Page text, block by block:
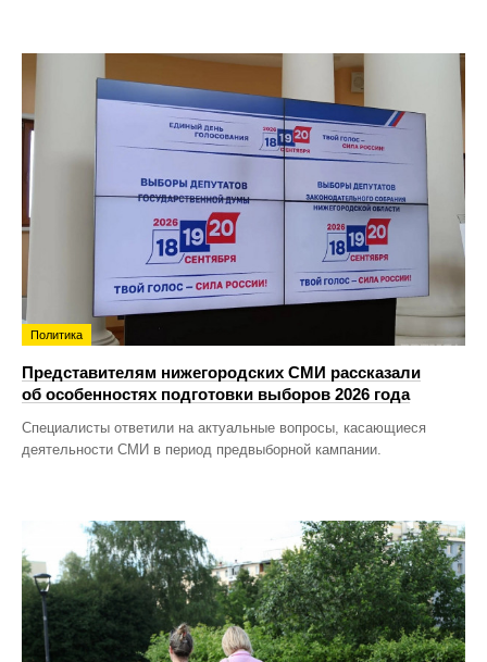
Политика
Представителям нижегородских СМИ рассказали
об особенностях подготовки выборов 2026 года
Специалисты ответили на актуальные вопросы, касающиеся
деятельности СМИ в период предвыборной кампании.